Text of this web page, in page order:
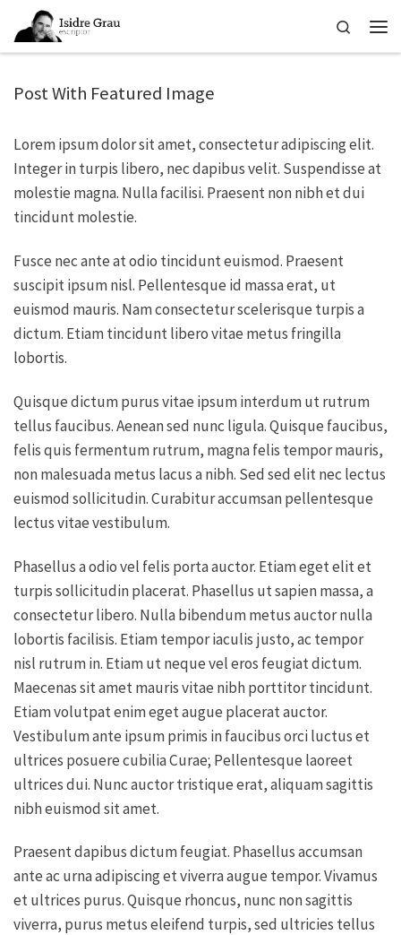
Skip to content
Search
Post With Featured Image
Lorem ipsum dolor sit amet, consectetur adipiscing elit.
Integer in turpis libero, nec dapibus velit. Suspendisse at
molestie magna. Nulla facilisi. Praesent non nibh et dui
tincidunt molestie.
Fusce nec ante at odio tincidunt euismod. Praesent
suscipit ipsum nisl. Pellentesque id massa erat, ut
euismod mauris. Nam consectetur scelerisque turpis a
dictum. Etiam tincidunt libero vitae metus fringilla
lobortis.
Quisque dictum purus vitae ipsum interdum ut rutrum
tellus faucibus. Aenean sed nunc ligula. Quisque faucibus,
felis quis fermentum rutrum, magna felis tempor mauris,
non malesuada metus lacus a nibh. Sed sed elit nec lectus
euismod sollicitudin. Curabitur accumsan pellentesque
lectus vitae vestibulum.
Phasellus a odio vel felis porta auctor. Etiam eget elit et
turpis sollicitudin placerat. Phasellus ut sapien massa, a
consectetur libero. Nulla bibendum metus auctor nulla
lobortis facilisis. Etiam tempor iaculis justo, ac tempor
nisl rutrum in. Etiam ut neque vel eros feugiat dictum.
Maecenas sit amet mauris vitae nibh porttitor tincidunt.
Etiam volutpat enim eget augue placerat auctor.
Vestibulum ante ipsum primis in faucibus orci luctus et
ultrices posuere cubilia Curae; Pellentesque laoreet
ultrices dui. Nunc auctor tristique erat, aliquam sagittis
nibh euismod sit amet.
Praesent dapibus dictum feugiat. Phasellus accumsan
ante ac urna adipiscing et viverra augue tempor. Vivamus
et ultrices purus. Quisque rhoncus, nunc non sagittis
viverra, purus metus eleifend turpis, sed ultricies tellus